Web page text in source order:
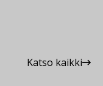
Katso kaikki